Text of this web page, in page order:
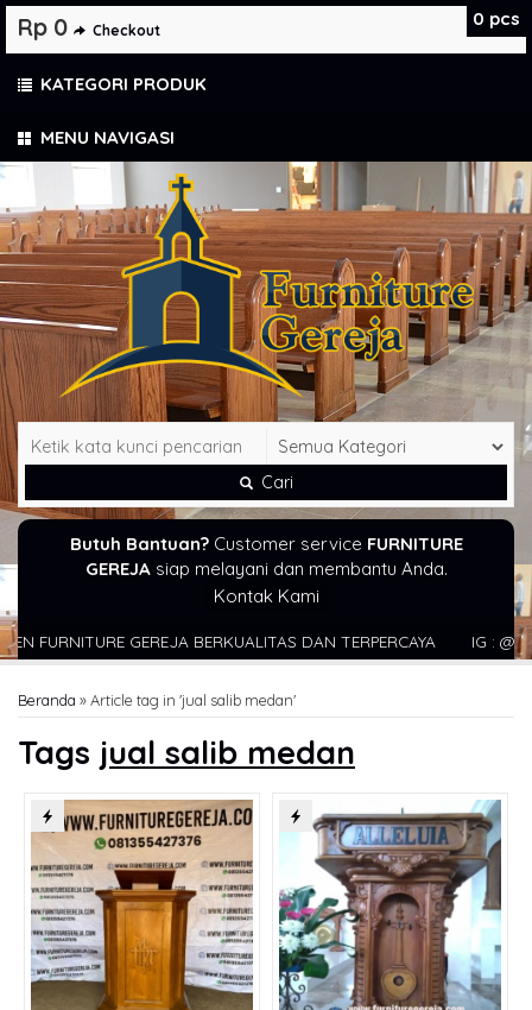
MENU NAVIGASI
Cari
Butuh Bantuan?Customer service FURNITURE
GEREJAsiap melayani dan membantu Anda.
Kontak Kami
GEREJA BERKUALITAS DAN TERPERCAYA IG :
Beranda »Article tag in 'jual salib medan'
Tags jual salib medan
0 pcs
Rp 0 Checkout
KATEGORI PRODUK